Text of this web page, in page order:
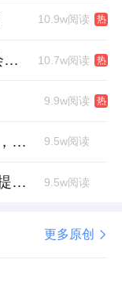
10.9w阅读 热
中交房地产2026半年度营销会，绿城祝军现身了 10.7w阅读 热
9.9w阅读 热
北京：父母赠与成年子女房屋，不再核验子女的购房资格 9.5w阅读
北京：公积金贷款额度进一步提高、最高可贷340万元 9.5w阅读
更多原创